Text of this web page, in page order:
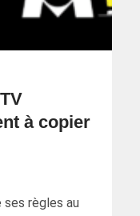
à copier
règles au